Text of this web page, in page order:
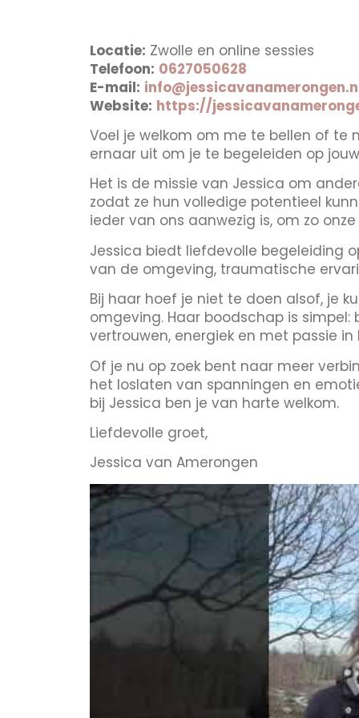
Locatie: Zwolle en online sessies
Telefoon: 0627050628
E-mail:
Website: https://
Voel je welkom om me te bellen of te
ernaar uit om je te begeleiden op
Het is de missie van Jessica om
zodat ze hun volledige potentieel
ieder van ons aanwezig is, om zo
Jessica biedt liefdevolle begeleiding
van de omgeving, traumatische
Bij haar hoef je niet te doen alsof, je
omgeving. Haar boodschap is simpel:
vertrouwen, energiek en met passie
Of je nu op zoek bent naar meer
het loslaten van spanningen en
bij Jessica ben je van harte welkom.
Liefdevolle groet,
Jessica van Amerongen